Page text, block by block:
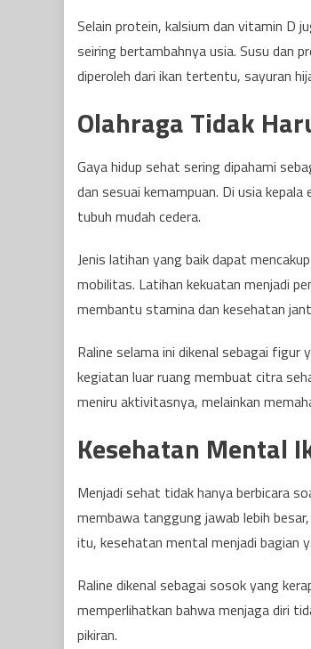
Selain protein, kalsium dan vitamin D
seiring bertambahnya usia. Susu dan
diperoleh dari ikan tertentu, sayuran
Olahraga Tidak
Gaya hidup sehat sering dipahami
dan sesuai kemampuan. Di usia
tubuh mudah cedera.
Jenis latihan yang baik dapat
mobilitas. Latihan kekuatan menjadi
membantu stamina dan kesehatan
Raline selama ini dikenal sebagai
kegiatan luar ruang membuat citra
meniru aktivitasnya, melainkan
Kesehatan Mental
Menjadi sehat tidak hanya berbicara
membawa tanggung jawab lebih
itu, kesehatan mental menjadi bagian
Raline dikenal sebagai sosok yang
memperlihatkan bahwa menjaga diri
pikiran.